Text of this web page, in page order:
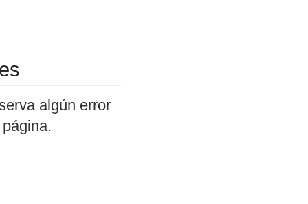
algún error